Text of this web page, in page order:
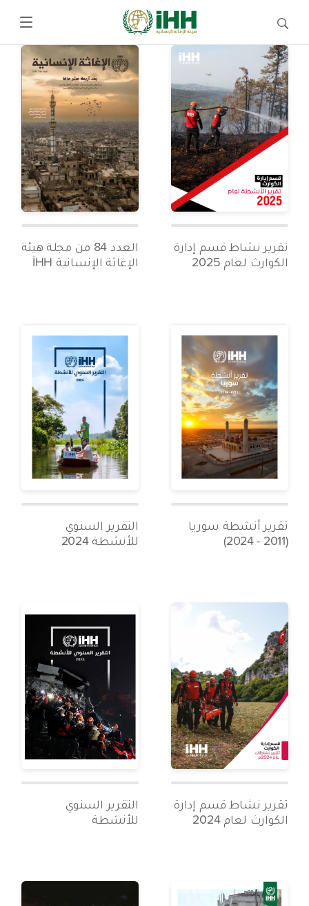
تقرير نشاط قسم إدارة
الكوارث لعام 2025
العدد 84 من مجلة هيئة
الإغاثة الإنسانية İHH
تقرير أنشطة سوريا
(2011 - 2024)
التقرير السنوي
للأنشطة 2024
تقرير نشاط قسم إدارة
الكوارث لعام 2024
التقرير السنوي
للأنشطة